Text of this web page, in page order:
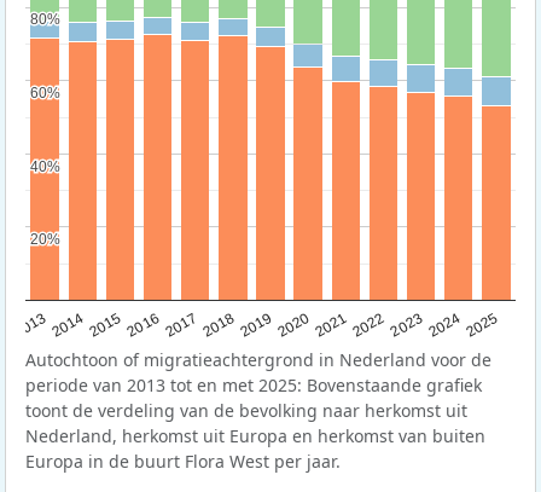
20132014201520162017 20182019 202020212022202320242025
20%
20%
40%
40%
60%
60%
80%
80%
Autochtoon of migratieachtergrond in Nederland voor de
periode van 2013 tot en met 2025: Bovenstaande grafiek
toont de verdeling van de bevolking naar herkomst uit
Nederland, herkomst uit Europa en herkomst van buiten
Europa in de buurt Flora West per jaar.